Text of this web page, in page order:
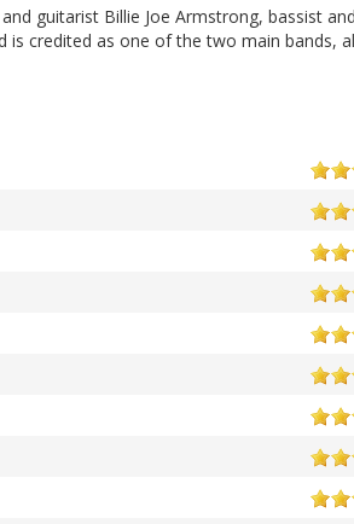
guitarist Billie Joe Armstrong, bassist and
credited as one of the two main bands,